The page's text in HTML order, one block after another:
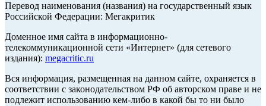
Перевод наименования (названия) на государственный язык
Российской Федерации: Мегакритик
Доменное имя сайта в информационно-
телекоммуникационной сети «Интернет» (для сетевого
издания): megacritic.ru
Вся информация, размещенная на данном сайте, охраняется в
соответствии с законодательством РФ об авторском праве и не
подлежит использованию кем-либо в какой бы то ни было